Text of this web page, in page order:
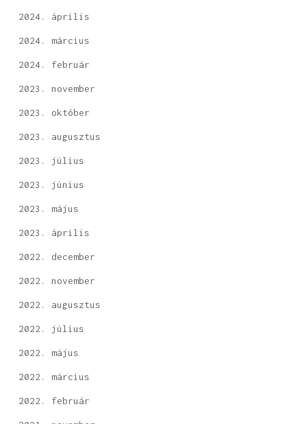
2024. április
2024. március
2024. február
2023. november
2023. október
2023. augusztus
2023. július
2023. június
2023. május
2023. április
2022. december
2022. november
2022. augusztus
2022. július
2022. május
2022. március
2022. február